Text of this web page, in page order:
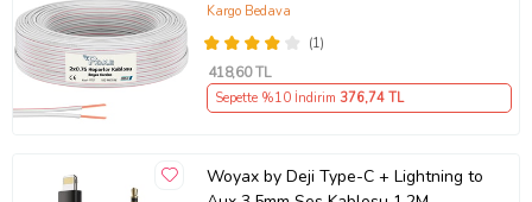
(1)
Kargo Bedava
418,60 TL
Sepette %10 İndirim 376,74 TL
Woyax by Deji Type-C + Lightning to